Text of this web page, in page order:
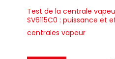
Test de la centrale
SV6115C0 : puissance et
centrales vapeur